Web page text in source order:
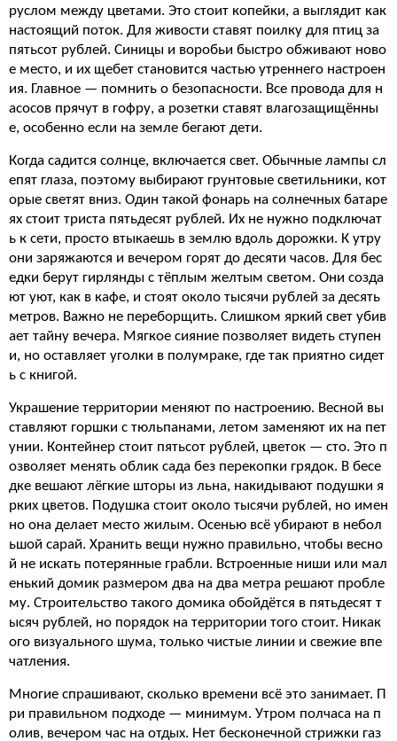
руслом между цветами. Это стоит копейки, а выглядит как
настоящий поток. Для живости ставят поилку для птиц за
пятьсот рублей. Синицы и воробьи быстро обживают ново
е место, и их щебет становится частью утреннего настроен
ия. Главное — помнить о безопасности. Все провода для н
асосов прячут в гофру, а розетки ставят влагозащищённы
е, особенно если на земле бегают дети.
Когда садится солнце, включается свет. Обычные лампы сл
епят глаза, поэтому выбирают грунтовые светильники, кот
орые светят вниз. Один такой фонарь на солнечных батаре
ях стоит триста пятьдесят рублей. Их не нужно подключат
ь к сети, просто втыкаешь в землю вдоль дорожки. К утру
они заряжаются и вечером горят до десяти часов. Для бес
едки берут гирлянды с тёплым желтым светом. Они созда
ют уют, как в кафе, и стоят около тысячи рублей за десять
метров. Важно не переборщить. Слишком яркий свет убив
ает тайну вечера. Мягкое сияние позволяет видеть ступен
и, но оставляет уголки в полумраке, где так приятно сидет
ь с книгой.
Украшение территории меняют по настроению. Весной вы
ставляют горшки с тюльпанами, летом заменяют их на пет
унии. Контейнер стоит пятьсот рублей, цветок — сто. Это п
озволяет менять облик сада без перекопки грядок. В бесе
дке вешают лёгкие шторы из льна, накидывают подушки я
рких цветов. Подушка стоит около тысячи рублей, но имен
но она делает место жилым. Осенью всё убирают в небол
ьшой сарай. Хранить вещи нужно правильно, чтобы весно
й не искать потерянные грабли. Встроенные ниши или мал
енький домик размером два на два метра решают пробле
му. Строительство такого домика обойдётся в пятьдесят т
ысяч рублей, но порядок на территории того стоит. Никак
ого визуального шума, только чистые линии и свежие впе
чатления.
Многие спрашивают, сколько времени всё это занимает. П
ри правильном подходе — минимум. Утром полчаса на п
олив, вечером час на отдых. Нет бесконечной стрижки газ